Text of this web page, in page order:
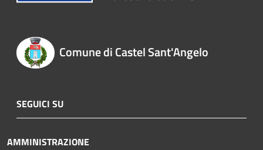
Comune di Castel Sant'Angelo
SEGUICI SU
AMMINISTRAZIONE